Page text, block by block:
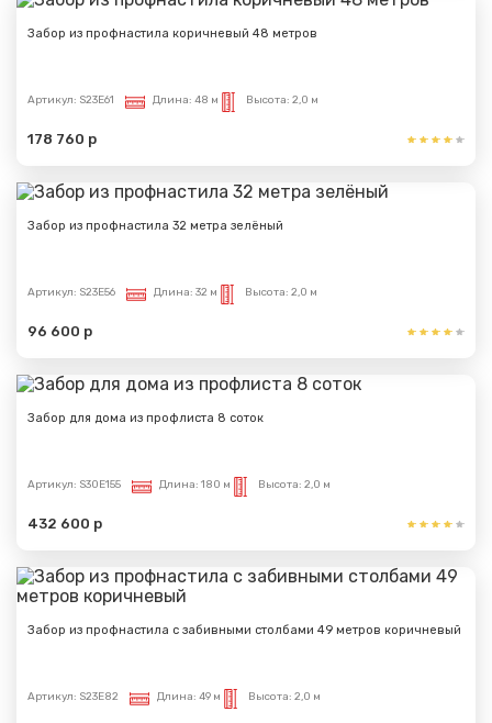
Забор из профнастила коричневый 48 метров
Артикул: S23E61 Длина: 48 м Высота: 2,0 м
178 760 р
Забор из профнастила 32 метра зелёный
Артикул: S23E56 Длина: 32 м Высота: 2,0 м
96 600 р
Забор для дома из профлиста 8 соток
Артикул: S30E155 Длина: 180 м Высота: 2,0 м
432 600 р
Забор из профнастила с забивными столбами 49 метров коричневый
Артикул: S23E82 Длина: 49 м Высота: 2,0 м
Сообщение успешно
Спасибо за обращение, наш специалист свяжется с